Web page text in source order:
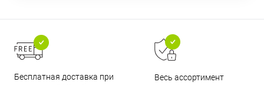
Бесплатная доставка при
Весь ассортимент